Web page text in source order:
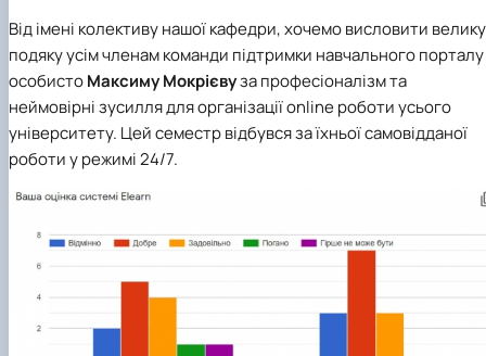
Від імені колективу нашої кафедри, хочемо висловити велику
подяку усім членам команди підтримки навчального порталу
особистоМаксиму Мокрієвуза професіоналізм та
неймовірні зусилля для організації online роботи усього
університету. Цей семестр відбувся за їхньої самовідданої
роботи у режимі 24/7.